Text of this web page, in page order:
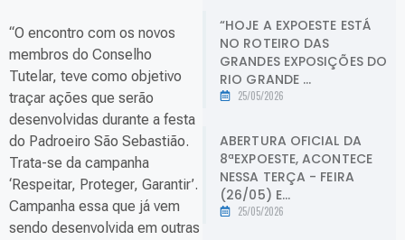
“O encontro com os novos
membros do Conselho
Tutelar, teve como objetivo
traçar ações que serão
desenvolvidas durante a festa
do Padroeiro São Sebastião.
Trata-se da campanha
‘Respeitar, Proteger, Garantir’.
Campanha essa que já vem
sendo desenvolvida em outras
“HOJE A EXPOESTE ESTÁ
NO ROTEIRO DAS
GRANDES EXPOSIÇÕES DO
RIO GRANDE ...
25/05/2026
ABERTURA OFICIAL DA
8ªEXPOESTE, ACONTECE
NESSA TERÇA - FEIRA
(26/05) E...
25/05/2026